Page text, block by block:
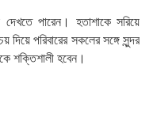
পারেন। হতাশাকে সরিয়ে
দিয়ে পরিবারের সকলের সঙ্গে সুন্দর
শক্তিশালী হবেন।